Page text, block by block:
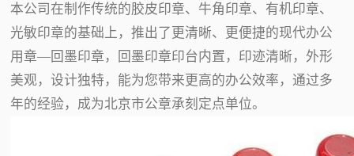
本公司在制作传统的胶皮印章、牛角印章、有机印章、
光敏印章的基础上，推出了更清晰、更便捷的现代办公
用章—回墨印章，回墨印章印台内置，印迹清晰，外形
美观，设计独特，能为您带来更高的办公效率，通过多
年的经验，成为北京市公章承刻定点单位。